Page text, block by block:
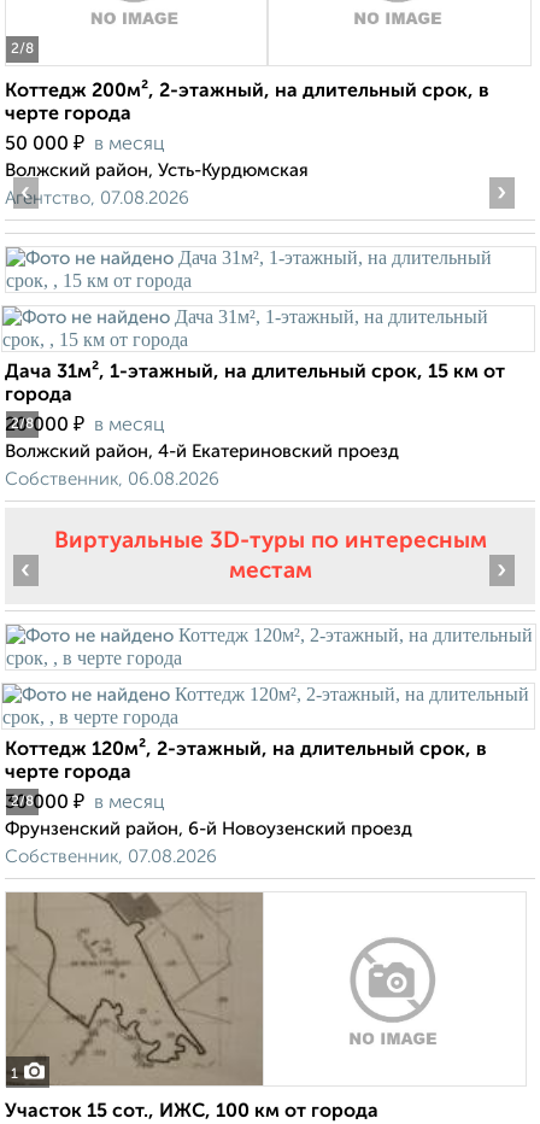
2/8
Коттедж 200м², 2-этажный, на длительный срок, в
черте города
50 000 ₽ в месяц
Волжский район, Усть-Курдюмская
Агентство, 07.08.2026
2/8
‹ ›
Дача 31м², 1-этажный, на длительный срок, 15 км от
города
20 000 ₽ в месяц
Волжский район, 4-й Екатериновский проезд
Собственник, 06.08.2026
Виртуальные 3D-туры по интересным
местам
2/8
‹ ›
Коттедж 120м², 2-этажный, на длительный срок, в
черте города
30 000 ₽ в месяц
Фрунзенский район, 6-й Новоузенский проезд
Собственник, 07.08.2026
1
Участок 15 сот., ИЖС, 100 км от города